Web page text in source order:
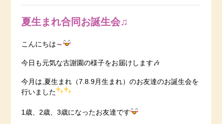
夏生まれ合同お誕生会♫
こんにちは～
今日も元気な古謝園の様子をお届けします🎶
今月は,夏生まれ（7.8.9月生まれ）のお友達のお誕生会を
行いました
1歳、2歳、3歳になったお友達です